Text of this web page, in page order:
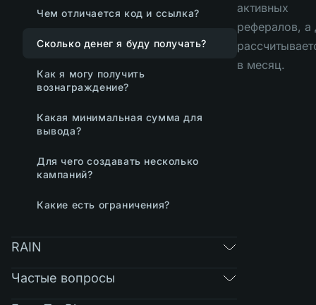
Чем отличается код и ссылка?
Сколько денег я буду получать?
Как я могу получить
вознаграждение?
Какая минимальная сумма для
вывода?
Для чего создавать несколько
кампаний?
Какие есть ограничения?
RAIN
Частые вопросы
активных
рефералов, а
в месяц.